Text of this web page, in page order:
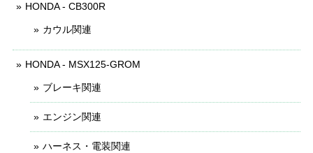
HONDA - CB300R
カウル関連
HONDA - MSX125-GROM
ブレーキ関連
エンジン関連
ハーネス・電装関連